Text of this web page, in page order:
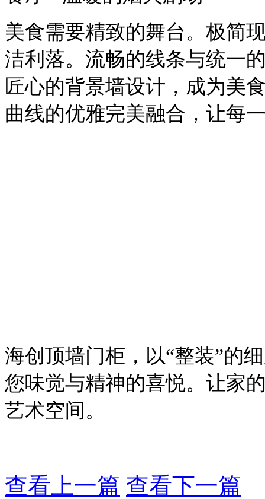
美食需要精致的舞台。极简
洁利落。流畅的线条与统一
匠心的背景墙设计，成为美
曲线的优雅完美融合，让每
海创顶墙门柜，以“整装”的
您味觉与精神的喜悦。让家
艺术空间。
查看上一篇 查看下一篇